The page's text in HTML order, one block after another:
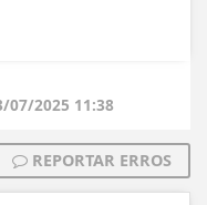
07/2025 11:38
REPORTAR ERROS